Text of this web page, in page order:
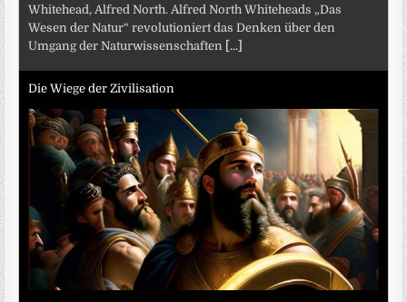
Whitehead, Alfred North. Alfred North Whiteheads „Das
Wesen der Natur“ revolutioniert das Denken über den
Umgang der Naturwissenschaften [...]
Die Wiege der Zivilisation